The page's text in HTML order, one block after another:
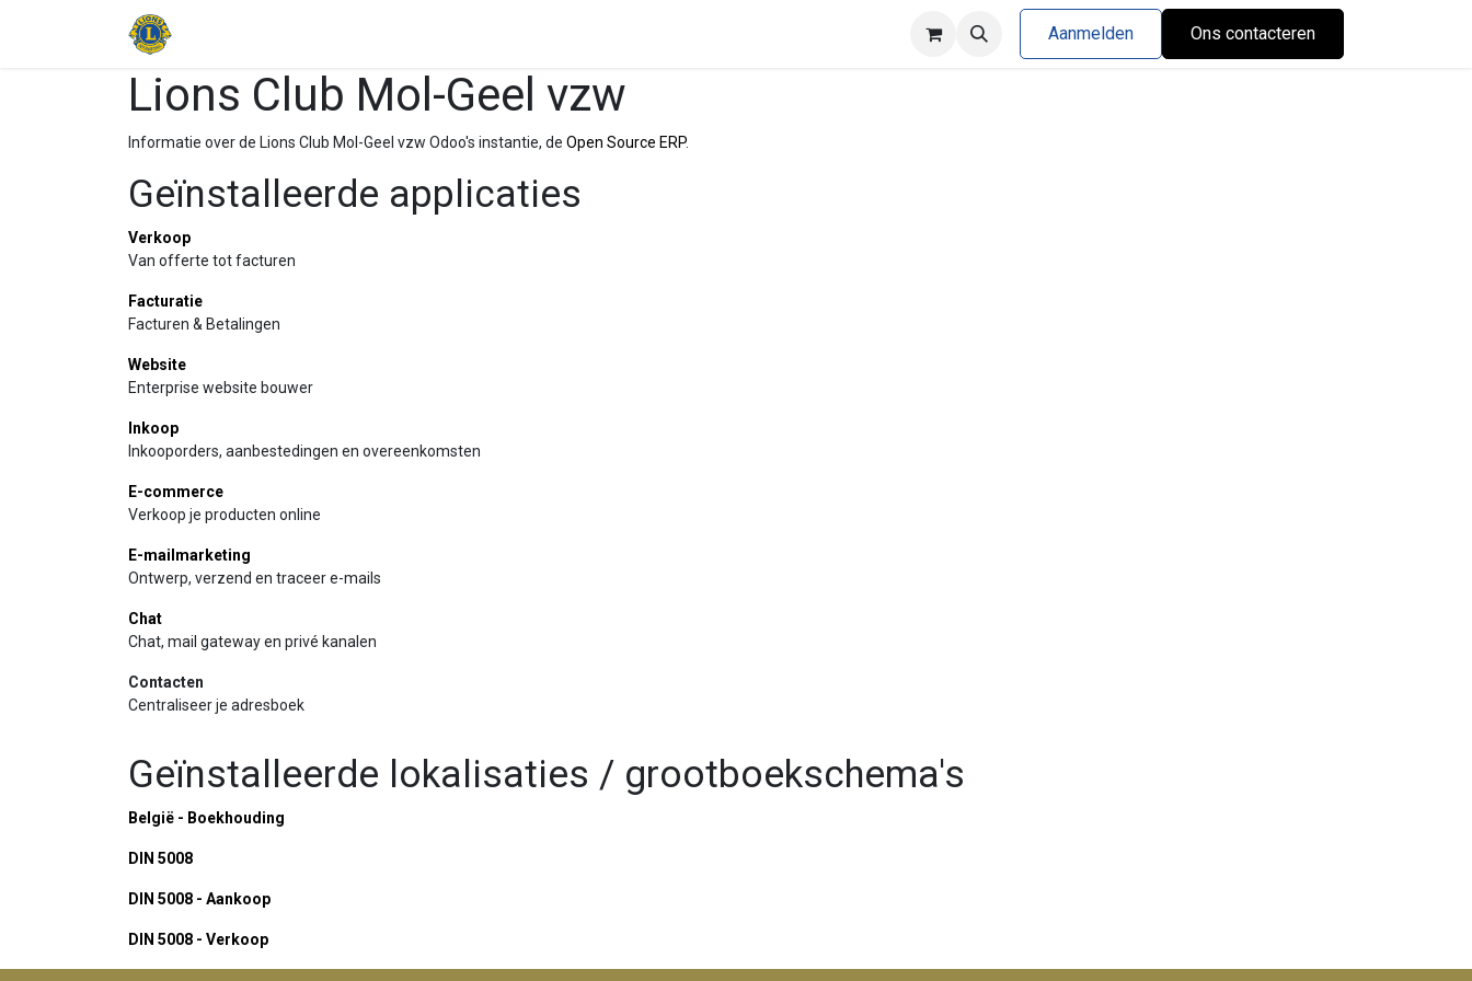
Aanmelden Ons contacteren
Lions Club Mol-Geel vzw
Informatie over de Lions Club Mol-Geel vzw Odoo's instantie, de Open Source ERP.
Geïnstalleerde applicaties
Verkoop
Van offerte tot facturen
Facturatie
Facturen & Betalingen
Website
Enterprise website bouwer
Inkoop
Inkooporders, aanbestedingen en overeenkomsten
E-commerce
Verkoop je producten online
E-mailmarketing
Ontwerp, verzend en traceer e-mails
Chat
Chat, mail gateway en privé kanalen
Contacten
Centraliseer je adresboek
Geïnstalleerde lokalisaties / grootboekschema's
België - Boekhouding
DIN 5008
DIN 5008 - Aankoop
DIN 5008 - Verkoop